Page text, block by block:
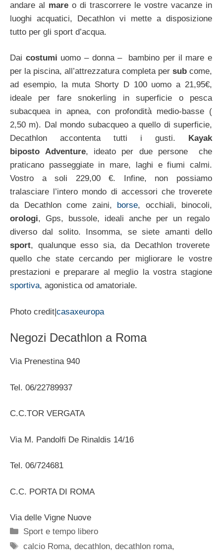
andare al mare o di trascorrere le vostre vacanze in
luoghi acquatici, Decathlon vi mette a disposizione
tutto per gli sport d’acqua.
Dai costumi uomo – donna – bambino per il mare e
per la piscina, all’attrezzatura completa per sub come,
ad esempio, la muta Shorty D 100 uomo a 21,95€,
ideale per fare snokerling in superficie o pesca
subacquea in apnea, con profondità medio-basse (
2,50 m). Dal mondo subacqueo a quello di superficie,
Decathlon accontenta tutti i gusti.
Kayak
biposto Adventure, ideato per due persone che
praticano passeggiate in mare, laghi e fiumi calmi.
Vostro a soli 229,00 €. Infine, non possiamo
tralasciare l’intero mondo di accessori che troverete
da Decathlon come zaini,
borse, occhiali, binocoli,
orologi, Gps, bussole, ideali anche per un regalo
diverso dal solito. Insomma, se siete amanti dello
sport, qualunque esso sia, da Decathlon troverete
quello che state cercando per migliorare le vostre
prestazioni e preparare al meglio la vostra stagione
sportiva, agonistica od amatoriale.
Photo credit|casaxeuropa
Negozi Decathlon a Roma
Via Prenestina 940
Tel. 06/22789937
C.C.TOR VERGATA
Via M. Pandolfi De Rinaldis 14/16
Tel. 06/724681
C.C. PORTA DI ROMA
Via delle Vigne Nuove
Categorie
Sport e tempo libero
Tag
calcio Roma,decathlon,decathlon roma,